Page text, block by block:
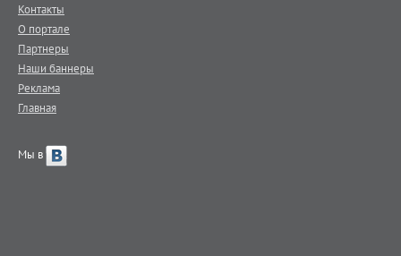
Контакты
О портале
Партнеры
Наши баннеры
Реклама
Главная
Мы в